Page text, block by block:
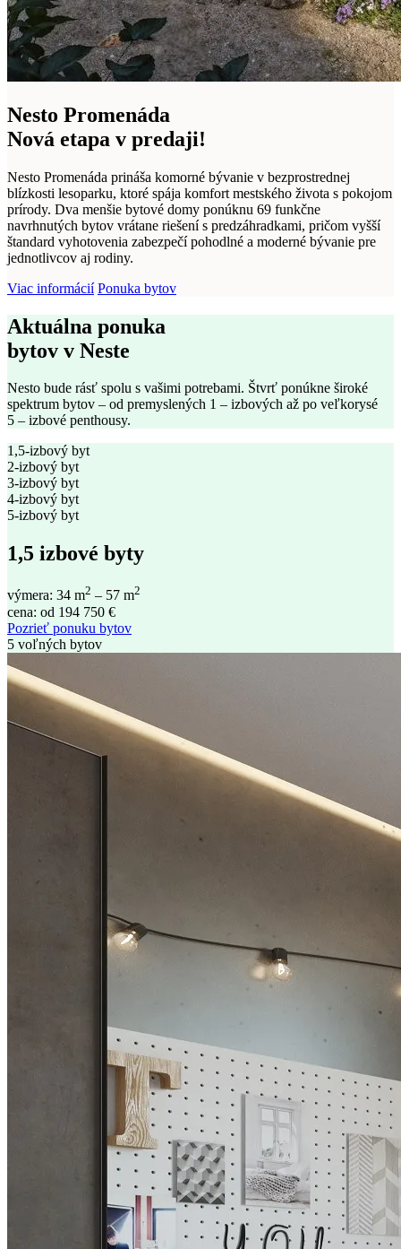
Nesto Promenáda
Nová etapa v predaji!
Nesto Promenáda prináša komorné bývanie v bezprostrednej
blízkosti lesoparku, ktoré spája komfort mestského života s pokojom
prírody. Dva menšie bytové domy ponúknu 69 funkčne
navrhnutých bytov vrátane riešení s predzáhradkami, pričom vyšší
štandard vyhotovenia zabezpečí pohodlné a moderné bývanie pre
jednotlivcov aj rodiny.
Viac informácií Ponuka bytov
Aktuálna ponuka
bytov v Neste
Nesto bude rásť spolu s vašimi potrebami. Štvrť ponúkne široké
spektrum bytov – od premyslených 1 – izbových až po veľkorysé
5 – izbové penthousy.
1,5-izbový byt
2-izbový byt
3-izbový byt
4-izbový byt
5-izbový byt
1,5 izbové byty
výmera: 34 m2 – 57 m2
cena: od 194 750 €
Pozrieť ponuku bytov
5 voľných bytov